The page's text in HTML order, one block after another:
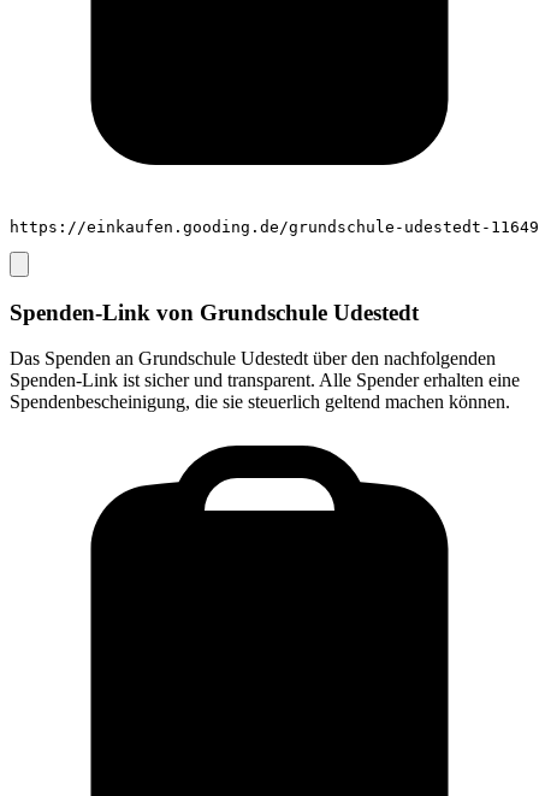
https://einkaufen.gooding.de/grundschule-udestedt-
Spenden-Link von Grundschule Udestedt
Das Spenden an Grundschule Udestedt über den nachfolgenden
Spenden-Link ist sicher und transparent. Alle Spender erhalten eine
Spendenbescheinigung, die sie steuerlich geltend machen können.